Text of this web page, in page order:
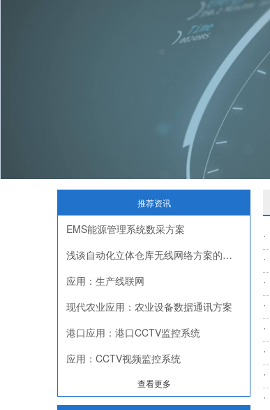
推荐资讯
EMS能源管理系统数采方案
浅谈自动化立体仓库无线网络方案的挑战与落地
应用：生产线联网
现代农业应用：农业设备数据通讯方案
港口应用：港口CCTV监控系统
应用：CCTV视频监控系统
查看更多